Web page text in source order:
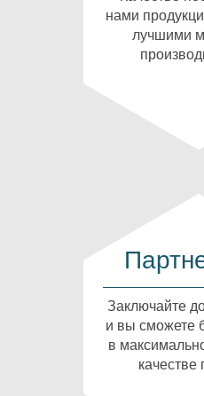
нами
лучшими
Заключайте
и вы сможете
в
качестве